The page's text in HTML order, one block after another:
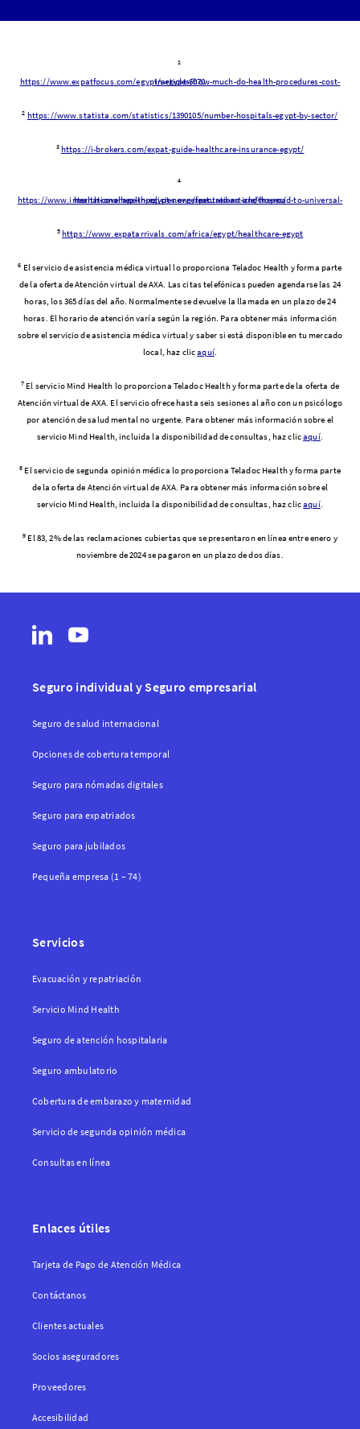
1
https://www.expatfocus.com/egypt/articles/how-much-do-health-procedures-cost-in-egypt-6070
2 https://www.statista.com/statistics/1390105/number-hospitals-egypt-by-sector/
3 https://i-brokers.com/expat-guide-healthcare-insurance-egypt/
4
https://www.internationalhealthpolicies.org/featured-article/the-road-to-universal-health-coverage-in-egypt-new-expectations-and-hopes/
5 https://www.expatarrivals.com/africa/egypt/healthcare-egypt
6 El servicio de asistencia médica virtual lo proporciona Teladoc Health y forma parte
de la oferta de Atención virtual de AXA. Las citas telefónicas pueden agendarse las 24
horas, los 365 días del año. Normalmente se devuelve la llamada en un plazo de 24
horas. El horario de atención varía según la región. Para obtener más información
sobre el servicio de asistencia médica virtual y saber si está disponible en tu mercado
local, haz clicaquí.
7 El servicio Mind Health lo proporciona Teladoc Health y forma parte de la oferta de
Atención virtual de AXA. El servicio ofrece hasta seis sesiones al año con un psicólogo
por atención de salud mental no urgente. Para obtener más información sobre el
servicio Mind Health, incluida la disponibilidad de consultas, haz clicaquí.
8 El servicio de segunda opinión médica lo proporciona Teladoc Health y forma parte
de la oferta de Atención virtual de AXA. Para obtener más información sobre el
servicio Mind Health, incluida la disponibilidad de consultas, haz clicaquí.
9 El 83, 2% de las reclamaciones cubiertas que se presentaron en línea entre enero y
noviembre de 2024 se pagaron en un plazo de dos días.
Seguro individual y Seguro empresarial
Seguro de salud internacional
Opciones de cobertura temporal
Seguro para nómadas digitales
Seguro para expatriados
Seguro para jubilados
Pequeña empresa (1 – 74)
Servicios
Evacuación y repatriación
Servicio Mind Health
Seguro de atención hospitalaria
Seguro ambulatorio
Cobertura de embarazo y maternidad
Servicio de segunda opinión médica
Consultas en línea
Enlaces útiles
Tarjeta de Pago de Atención Médica
Contáctanos
Clientes actuales
Socios aseguradores
Proveedores
Accesibilidad